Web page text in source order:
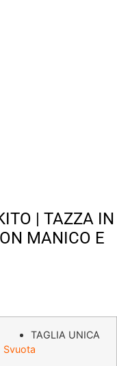
| TAZZA IN
MANICO E
TAGLIA UNICA
Svuota